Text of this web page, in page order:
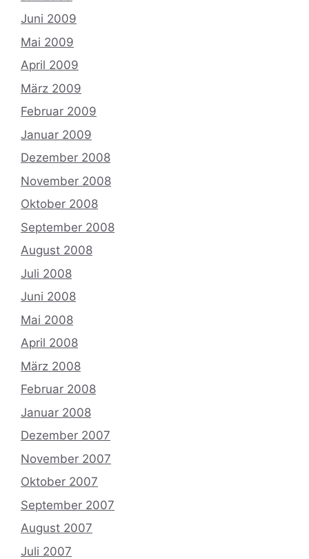
Juni 2009
Mai 2009
April 2009
März 2009
Februar 2009
Januar 2009
Dezember 2008
November 2008
Oktober 2008
September 2008
August 2008
Juli 2008
Juni 2008
Mai 2008
April 2008
März 2008
Februar 2008
Januar 2008
Dezember 2007
November 2007
Oktober 2007
September 2007
August 2007
Juli 2007